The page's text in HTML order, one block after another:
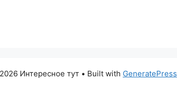
Интересное тут • Built with GeneratePress